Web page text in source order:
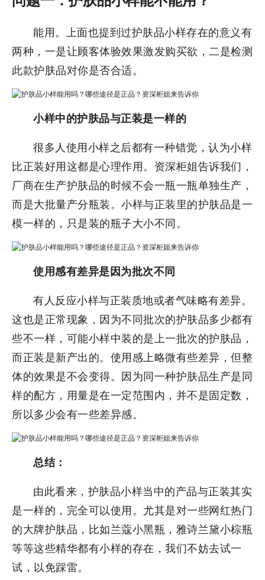
能用。上面也提到过护肤品小样存在的意义有
两种，一是让顾客体验效果激发购买欲，二是检测
此款护肤品对你是否合适。
小样中的护肤品与正装是一样的
很多人使用小样之后都有一种错觉，认为小样
比正装好用这都是心理作用。资深柜姐告诉我们，
厂商在生产护肤品的时候不会一瓶一瓶单独生产，
而是大批量产分瓶装。小样与正装里的护肤品是一
模一样的，只是装的瓶子大小不同。
使用感有差异是因为批次不同
有人反应小样与正装质地或者气味略有差异。
这也是正常现象，因为不同批次的护肤品多少都有
些不一样，可能小样中装的是上一批次的护肤品，
而正装是新产出的。使用感上略微有些差异，但整
体的效果是不会变得。因为同一种护肤品生产是同
样的配方，用量是在一定范围内，并不是固定数，
所以多少会有一些差异感。
总结：
由此看来，护肤品小样当中的产品与正装其实
是一样的，完全可以使用。尤其是对一些网红热门
的大牌护肤品，比如兰蔻小黑瓶，雅诗兰黛小棕瓶
等等这些精华都有小样的存在，我们不妨去试一
试，以免踩雷。